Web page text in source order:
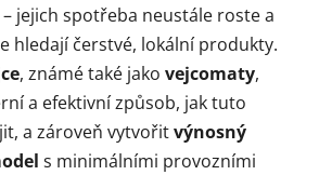
jejich spotřeba neustále roste a
hledají čerstvé, lokální produkty.
, známé také jako vejcomaty,
a efektivní způsob, jak tuto
a zároveň vytvořitvýnosný
s minimálními provozními